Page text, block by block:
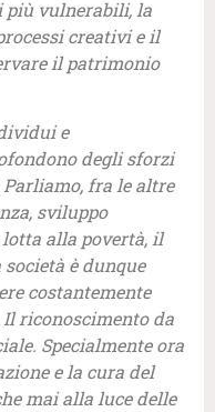
più vulnerabili, la
creativi e il
il patrimonio
e
degli sforzi
fra le altre
sviluppo
alla povertà, il
è dunque
costantemente
riconoscimento da
Specialmente ora
e la cura del
mai alla luce delle